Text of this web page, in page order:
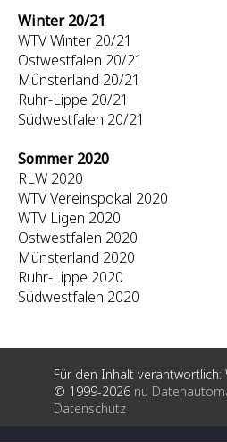
Winter 20/21
WTV Winter 20/21
Ostwestfalen 20/21
Münsterland 20/21
Ruhr-Lippe 20/21
Südwestfalen 20/21
Sommer 2020
RLW 2020
WTV Vereinspokal 2020
WTV Ligen 2020
Ostwestfalen 2020
Münsterland 2020
Ruhr-Lippe 2020
Südwestfalen 2020
Für den Inhalt verantwortlich:
© 1999-2026 nu
Datenschutz